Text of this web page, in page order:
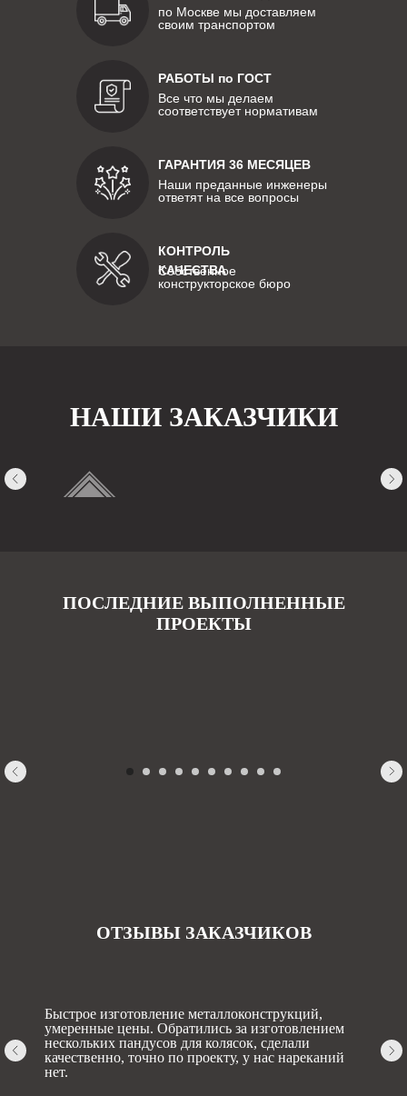
по Москве мы доставляем
своим транспортом
РАБОТЫ по ГОСТ
Все что мы делаем
соответствует нормативам
КОНТРОЛЬ
КАЧЕСТВА
Собственное
конструкторское бюро
ГАРАНТИЯ 36 МЕСЯЦЕВ
Наши преданные инженеры
ответят на все вопросы
НАШИ ЗАКАЗЧИКИ
ПОСЛЕДНИЕ ВЫПОЛНЕННЫЕ
ПРОЕКТЫ
ОТЗЫВЫ ЗАКАЗЧИКОВ
Быстрое изготовление металлоконструкций,
умеренные цены. Обратились за изготовлением
нескольких пандусов для колясок, сделали
качественно, точно по проекту, у нас нареканий
нет.